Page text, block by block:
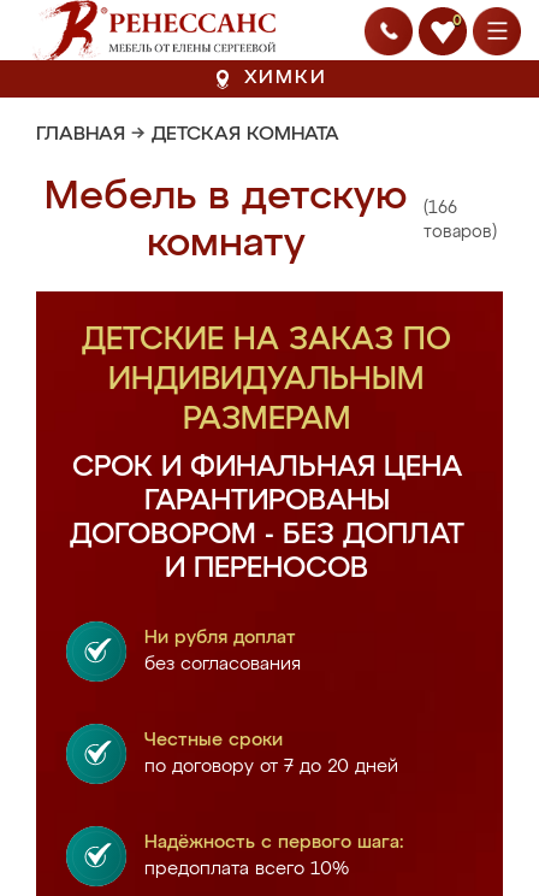
0
ХИМКИ
ГЛАВНАЯ → ДЕТСКАЯ КОМНАТА
Мебель в детскую
комнату
(166
товаров)
ДЕТСКИЕ НА ЗАКАЗ ПО
ИНДИВИДУАЛЬНЫМ
РАЗМЕРАМ
СРОК И ФИНАЛЬНАЯ ЦЕНА
ГАРАНТИРОВАНЫ
ДОГОВОРОМ - БЕЗ ДОПЛАТ
И ПЕРЕНОСОВ
Ни рубля доплат
без согласования
Честные сроки
по договору от 7 до 20 дней
Надёжность с первого шага:
предоплата всего 10%